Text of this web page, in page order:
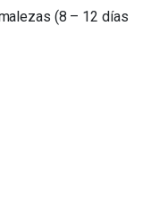
(8 – 12 días